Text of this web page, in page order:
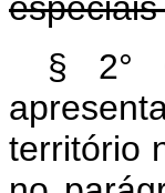
§
2°
território